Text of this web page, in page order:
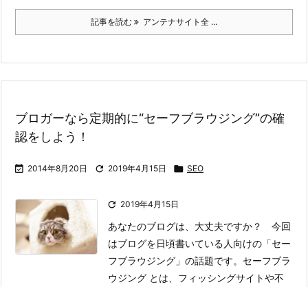
記事を読む アンテナサイト全 ...
ブロガーなら定期的に“セーフブラウジング”の確
認をしよう！
 2014年8月20日  2019年4月15日  SEO
 2019年4月15日
あなたのブログは、大丈夫ですか？ 今回
はブログを日頃書いている人向けの「セー
フブラウジング」の話題です。 セーフブラ
ウジング とは、フィッシングサイトや不